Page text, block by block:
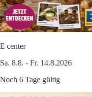
E center
Sa. 8.8. - Fr. 14.8.2026
Noch 6 Tage gültig